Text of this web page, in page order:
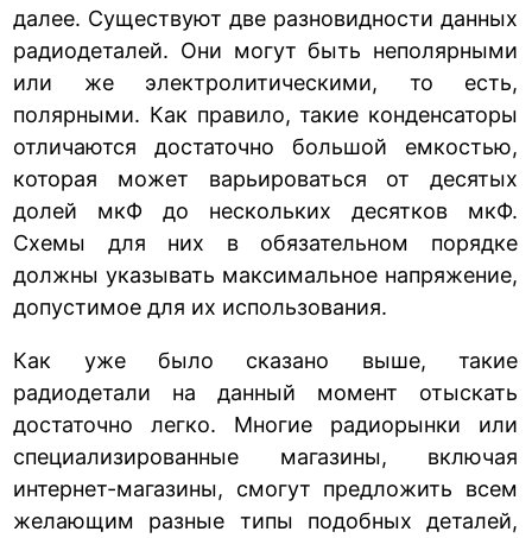
далее. Существуют две разновидности данных
радиодеталей. Они могут быть неполярными
или же электролитическими, то есть,
полярными. Как правило, такие конденсаторы
отличаются достаточно большой емкостью,
которая может варьироваться от десятых
долей мкФ до нескольких десятков мкФ.
Схемы для них в обязательном порядке
должны указывать максимальное напряжение,
допустимое для их использования.
Как уже было сказано выше, такие
радиодетали на данный момент отыскать
достаточно легко. Многие радиорынки или
специализированные магазины, включая
интернет-магазины, смогут предложить всем
желающим разные типы подобных деталей,